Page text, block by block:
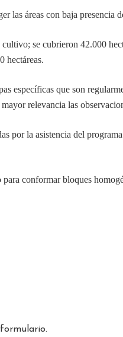
las áreas con baja presencia
se cubrieron 42.000
hectáreas.
específicas que son
relevancia las
por la asistencia del
conformar bloques